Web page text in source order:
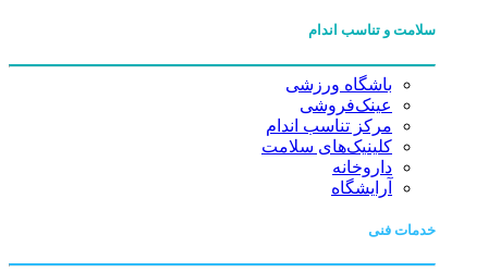
سلامت و تناسب اندام
باشگاه ورزشی
عینک‌فروشی
مرکز تناسب اندام
کلینیک‌های سلامت
داروخانه
آرایشگاه
خدمات فنی